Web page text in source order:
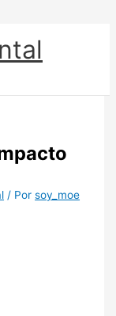
/ Porsoy_moe